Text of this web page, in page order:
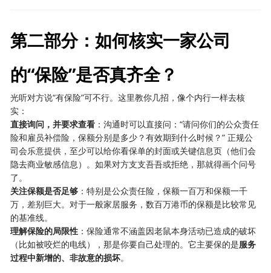
第二部分：如何核实一家公司
的“保险”是否真齐全？
光听对方说“有保险”可不行。这里教你几招，像个内行一样去核
实：
直接询问，并要求查看 ：沟通时可以直接问：“请问你们的公众责任
险和雇员补偿险，保额分别是多少？有效期到什么时候？” 正规公
司会乐意提供，至少可以给你看保单的封面或关键信息页（他们会
隐去商业敏感信息）。如果对方支支吾吾或拒绝，那就得画个问号
了。
关注保额是否足够 ：特别是公众责任险，保额一百万和保额一千
万，差别巨大。对于一般家居服务，数百万港币的保额是比较常见
的基准线。
理解保险的局限性 ：保险通常不涵盖因老鼠本身活动已造成的破坏
（比如被咬烂的电线），那是你要自己处理的。它主要保的是服务
过程中新增的、非故意的损坏。